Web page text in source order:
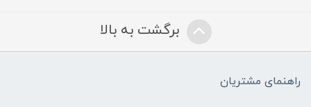
برگشت به بالا
راهنمای مشتریان